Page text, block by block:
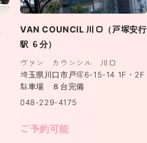
VAN COUNCIL 川口（戸塚安行
駅 ６分）
ヴァン カウンシル 川口
埼玉県川口市戸塚6-15-14 1F・2F
駐車場 ８台完備
048-229-4175
ご予約可能